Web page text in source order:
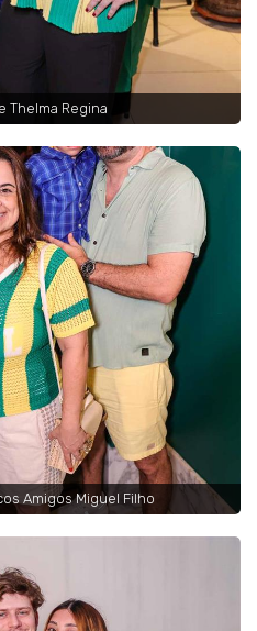
Thelma Regina
Amigos Miguel Filho